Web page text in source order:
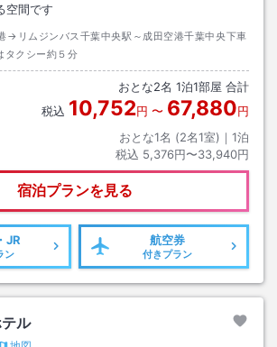
空間です
→リムジンバス千葉中央駅～成田空港千葉中央下車
クシー約５分
おとな2名 1泊1部屋 合計
税込 10,752円 〜 67,880円
おとな1名 (2名1室)｜ 1泊
税込 5,376円〜33,940円
宿泊プランを見る
JR
ン
航空券
付きプラン
ル